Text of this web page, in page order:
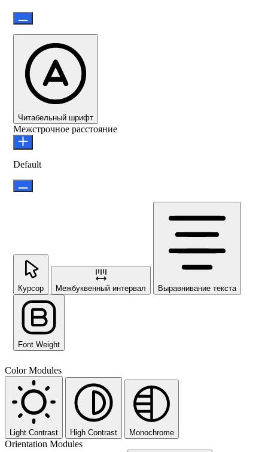
Читабельный шрифт
Межстрочное расстояние
Default
Курсор Межбуквенный интервал Выравнивание текста
Font Weight
Color Modules
Light Contrast High Contrast Monochrome
Orientation Modules